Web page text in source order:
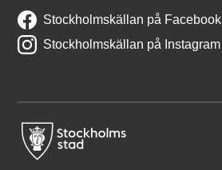
Stockholmskällan på Facebook
Stockholmskällan på Instagram